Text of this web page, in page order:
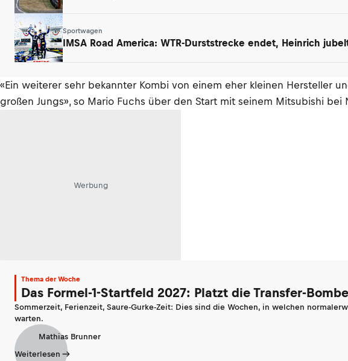
Sportwagen
IMSA Road America: WTR-Durststrecke endet, Heinrich
«Ein weiterer sehr bekannter Kombi von einem eher kleinen Hersteller
großen Jungs», so Mario Fuchs über den Start mit seinem Mitsubishi bei
Werbung
Thema der Woche
Das Formel-1-Startfeld 2027: Platzt die Transfer-
Sommerzeit, Ferienzeit, Saure-Gurke-Zeit: Dies sind die Wochen, in welchen
warten.
Mathias Brunner
Weiterlesen